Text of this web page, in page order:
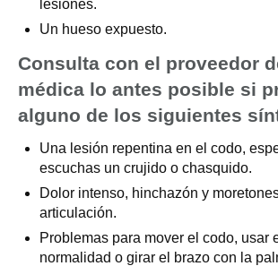
lesiones.
Un hueso expuesto.
Consulta con el proveedor
médica lo antes posible si
alguno de los siguientes
Una lesión repentina en el codo,
escuchas un crujido o chasquido.
Dolor intenso, hinchazón y
articulación.
Problemas para mover el codo, usar
normalidad o girar el brazo con la